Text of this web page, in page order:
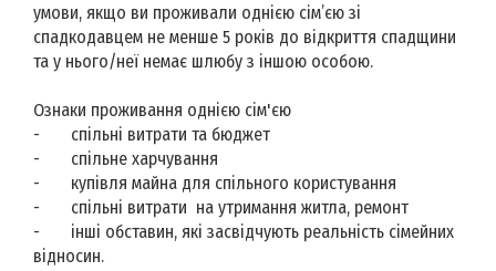
умови, якщо ви проживали однією сім’єю зі
спадкодавцем не менше 5 років до відкриття спадщини
та у нього/неї немає шлюбу з іншою особою.
Ознаки проживання однією сім'єю
- спільні витрати та бюджет
- спільне харчування
- купівля майна для спільного користування
- спільні витрати на утримання житла, ремонт
- інші обставин, які засвідчують реальність сімейних
відносин.